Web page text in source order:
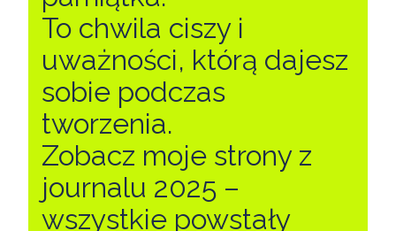
To chwila ciszy i
uważności, którą dajesz
sobie podczas
tworzenia.
Zobacz moje strony z
journalu 2025 –
wszystkie powstały